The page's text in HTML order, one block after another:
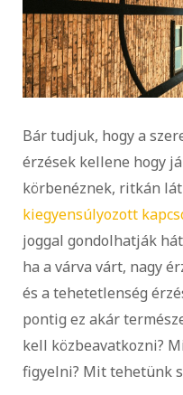
Bár tudjuk, hogy a
érzések kellene hogy
körbenéznek, ritkán
kiegyensúlyozott
joggal gondolhatják
ha a várva várt, nagy
és a tehetetlenség
pontig ez akár
kell közbeavatkozni?
figyelni? Mit tehetünk